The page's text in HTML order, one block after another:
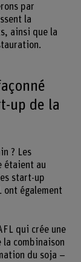
par
la
ainsi que la
up de la
? Les
étaient au
start-up
ont également
qui crée une
combinaison
du soja –